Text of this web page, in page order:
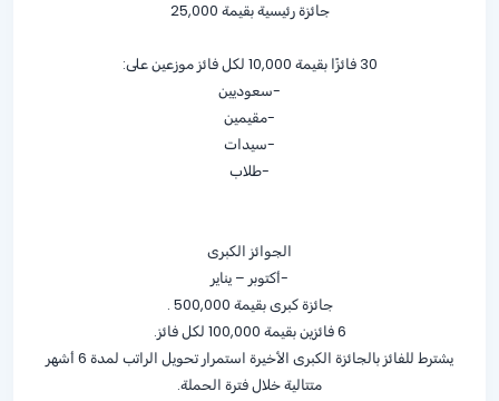
جائزة رئيسية بقيمة 25,000
30 فائزًا بقيمة 10,000 لكل فائز موزعين على:
-سعوديين
-مقيمين
-سيدات
-طلاب
الجوائز الكبرى
-أكتوبر – يناير
جائزة كبرى بقيمة 500,000 .
6 فائزين بقيمة 100,000 لكل فائز.
يشترط للفائز بالجائزة الكبرى الأخيرة استمرار تحويل الراتب لمدة 6 أشهر
متتالية خلال فترة الحملة.